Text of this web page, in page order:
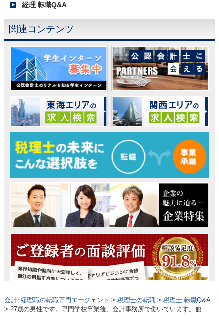
経理 転職Q&A
関連コンテンツ
会計･経理職の転職専門エージェント > 税理士の転職> 税理士 転職Q&A
> 27歳の男性です。専門学校卒業後、会計事務所で働いています。他…